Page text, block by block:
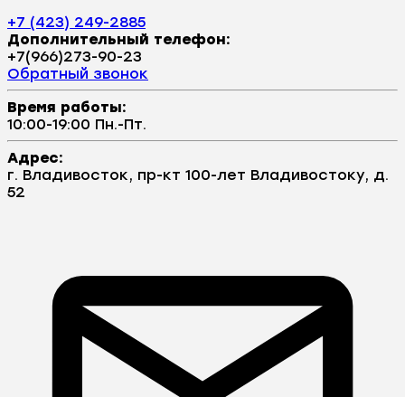
+7 (423) 249-2885
Дополнительный телефон:
+7(966)273-90-23
Обратный звонок
Время работы:
10:00-19:00 Пн.-Пт.
Адрес:
г. Владивосток, пр-кт 100-лет Владивостоку, д.
52